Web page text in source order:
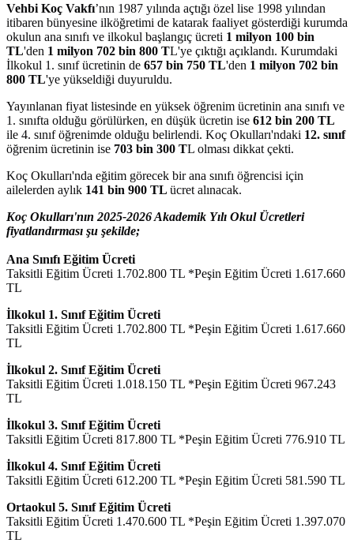
Vehbi Koç Vakfı’nın 1987 yılında açtığı özel lise 1998 yılından
itibaren bünyesine ilköğretimi de katarak faaliyet gösterdiği kurumda
okulun ana sınıfı ve ilkokul başlangıç ücreti 1 milyon 100 bin
TL'den 1 milyon 702 bin 800 TL'ye çıktığı açıklandı. Kurumdaki
İlkokul 1. sınıf ücretinin de 657 bin 750 TL'den 1 milyon 702 bin
800 TL'ye yükseldiği duyuruldu.
Yayınlanan fiyat listesinde en yüksek öğrenim ücretinin ana sınıfı ve
1. sınıfta olduğu görülürken, en düşük ücretin ise 612 bin 200 TL
ile 4. sınıf öğrenimde olduğu belirlendi. Koç Okulları'ndaki 12. sınıf
öğrenim ücretinin ise 703 bin 300 TL olması dikkat çekti.
Koç Okulları'nda eğitim görecek bir ana sınıfı öğrencisi için
ailelerden aylık 141 bin 900 TL ücret alınacak.
Koç Okulları'nın 2025-2026 Akademik Yılı Okul Ücretleri
fiyatlandırması şu şekilde;
Ana Sınıfı Eğitim Ücreti
Taksitli Eğitim Ücreti 1.702.800 TL *Peşin Eğitim Ücreti 1.617.660
TL
İlkokul 1. Sınıf Eğitim Ücreti
Taksitli Eğitim Ücreti 1.702.800 TL *Peşin Eğitim Ücreti 1.617.660
TL
İlkokul 2. Sınıf Eğitim Ücreti
Taksitli Eğitim Ücreti 1.018.150 TL *Peşin Eğitim Ücreti 967.243
TL
İlkokul 3. Sınıf Eğitim Ücreti
Taksitli Eğitim Ücreti 817.800 TL *Peşin Eğitim Ücreti 776.910 TL
İlkokul 4. Sınıf Eğitim Ücreti
Taksitli Eğitim Ücreti 612.200 TL *Peşin Eğitim Ücreti 581.590 TL
Ortaokul 5. Sınıf Eğitim Ücreti
Taksitli Eğitim Ücreti 1.470.600 TL *Peşin Eğitim Ücreti 1.397.070
TL